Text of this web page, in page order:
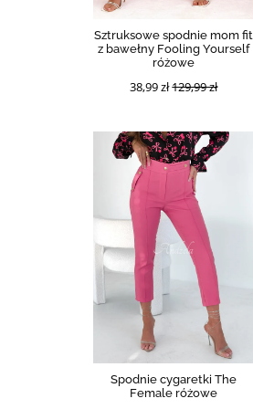
Sztruksowe spodnie mom fit
z bawełny Fooling Yourself
różowe
38,99 zł129,99 zł
Spodnie cygaretki The
Female różowe